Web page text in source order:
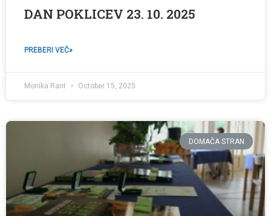
DAN POKLICEV 23. 10. 2025
PREBERI VEČ»
Monika Rant October 15, 2025
DOMAČA STRAN